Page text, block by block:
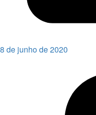
8 de junho de 2020